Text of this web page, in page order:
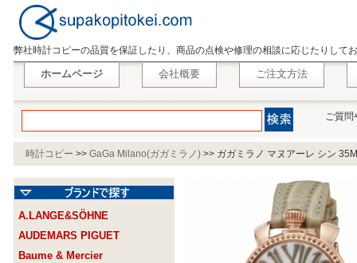
弊社時計コピーの品質を保証したり、商品の点検や修理の相談に応じたりして
ホームページ 会社概要 ご注文方法
ご質問
時計コピー >> GaGa Milano(ガガミラノ) >> ガガミラノ マヌアーレ シン
A.LANGE&SÖHNE
AUDEMARS PIGUET
Baume & Mercier